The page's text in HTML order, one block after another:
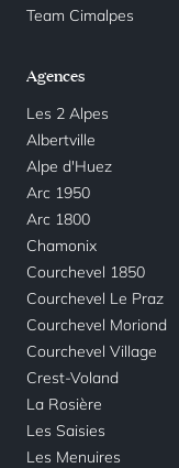
Team Cimalpes
Agences
Les 2 Alpes
Albertville
Alpe d'Huez
Arc 1950
Arc 1800
Chamonix
Courchevel 1850
Courchevel Le Praz
Courchevel Moriond
Courchevel Village
Crest-Voland
La Rosière
Les Saisies
Les Menuires